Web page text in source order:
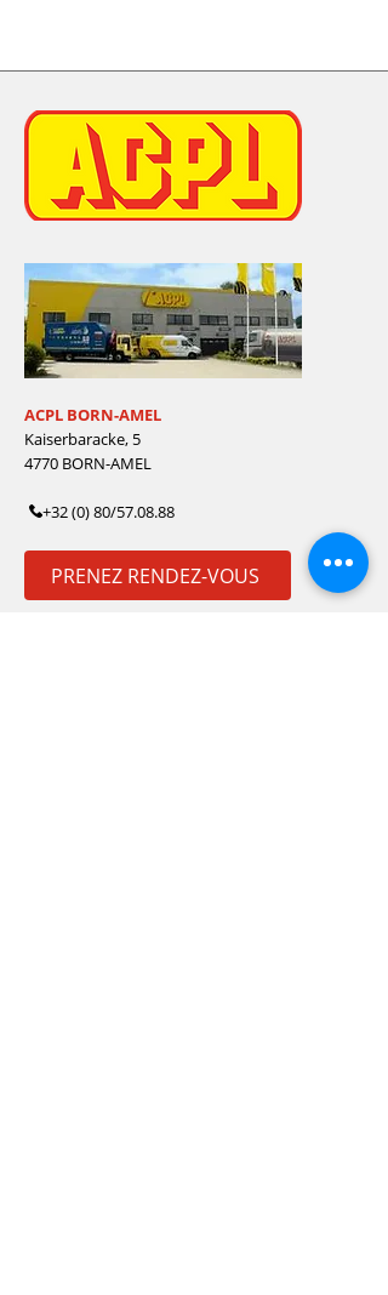
ACPL BORN-AMEL
Kaiserbaracke, 5
4770 BORN-AMEL
+32 (0) 80/57.08.88
PRENEZ RENDEZ-VOUS